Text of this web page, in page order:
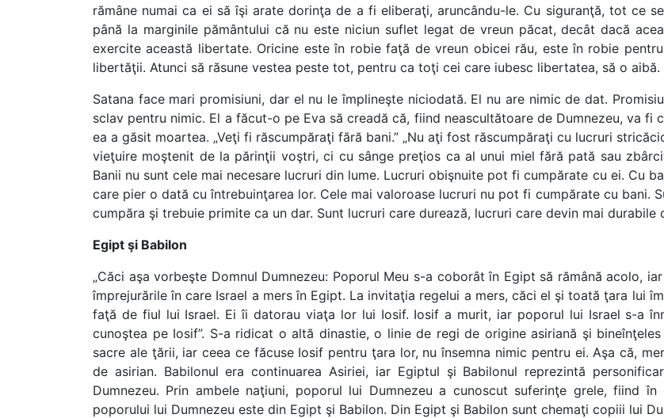
rămâne numai ca ei să îşi arate dorinţa de a fi eliberaţi, aruncându-le. Cu siguranţă, tot ce
până la marginile pământului că nu este niciun suflet legat de vreun păcat, decât dacă
exercite această libertate. Oricine este în robie faţă de vreun obicei rău, este în robie
libertăţii. Atunci să răsune vestea peste tot, pentru ca toţi cei care iubesc libertatea, să o aibă.
Satana face mari promisiuni, dar el nu le împlineşte niciodată. El nu are nimic de dat.
sclav pentru nimic. El a făcut-o pe Eva să creadă că, fiind neascultătoare de Dumnezeu, va fi
ea a găsit moartea. „Veţi fi răscumpăraţi fără bani.” „Nu aţi fost răscumpăraţi cu lucruri
vieţuire moştenit de la părinţii voştri, ci cu sânge preţios ca al unui miel fără pată sau
Banii nu sunt cele mai necesare lucruri din lume. Lucruri obişnuite pot fi cumpărate cu ei. Cu
care pier o dată cu întrebuinţarea lor. Cele mai valoroase lucruri nu pot fi cumpărate cu bani.
cumpăra şi trebuie primite ca un dar. Sunt lucruri care durează, lucruri care devin mai durabile
Egipt şi Babilon
„Căci aşa vorbeşte Domnul Dumnezeu: Poporul Meu s-a coborât în Egipt să rămână acolo,
împrejurările în care Israel a mers în Egipt. La invitaţia regelui a mers, căci el şi toată ţara lui
faţă de fiul lui Israel. Ei îi datorau viaţa lor lui Iosif. Iosif a murit, iar poporul lui Israel s-a
cunoştea pe Iosif”. S-a ridicat o altă dinastie, o linie de regi de origine asiriană şi
sacre ale ţării, iar ceea ce făcuse Iosif pentru ţara lor, nu însemna nimic pentru ei. Aşa că,
de asirian. Babilonul era continuarea Asiriei, iar Egiptul şi Babilonul reprezintă
Dumnezeu. Prin ambele naţiuni, poporul lui Dumnezeu a cunoscut suferinţe grele, fiind
poporului lui Dumnezeu este din Egipt şi Babilon. Din Egipt şi Babilon sunt chemaţi copiii lui